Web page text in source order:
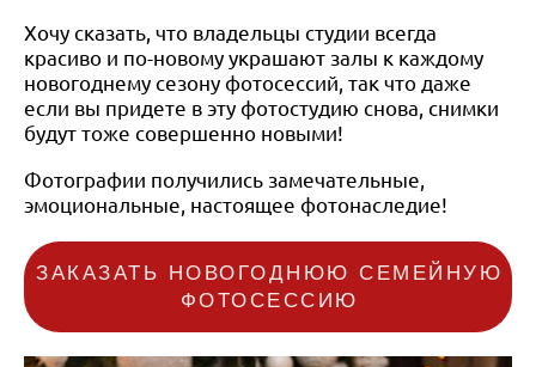
Хочу сказать, что владельцы студии всегда
красиво и по-новому украшают залы к каждому
новогоднему сезону фотосессий, так что даже
если вы придете в эту фотостудию снова, снимки
будут тоже совершенно новыми!
Фотографии получились замечательные,
эмоциональные, настоящее фотонаследие!
ЗАКАЗАТЬ НОВОГОДНЮЮ СЕМЕЙНУЮ
ФОТОСЕССИЮ